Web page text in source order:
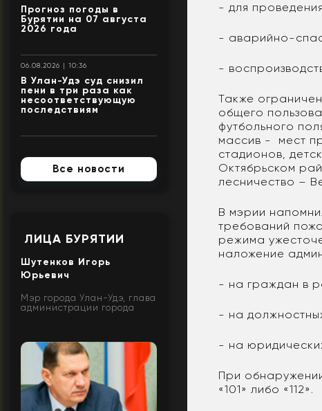
Прогноз погоды в
Бурятии на 07 августа
2026 года
06.08.2026 | 10:36
В Улан-Удэ суд снизил
пени в три раза как
несоответствующую
последствиям
Все новости
ЛИЦА БУРЯТИИ
Шутенков Игорь
Юрьевич
Мэр города Улан-Удэ, глава
администрации города
- для
- аварийно-
-
Также
общего
футбольного
массив - мест
стадионов,
Октябрьском
лесничество –
В мэрии
требований
режима
наложение
- на граждан в
- на
- на
При
«101» либо «112».